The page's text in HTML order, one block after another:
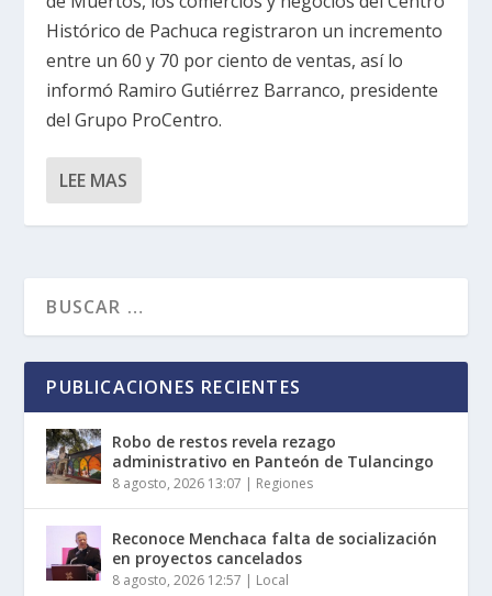
Histórico de Pachuca registraron un incremento
entre un 60 y 70 por ciento de ventas, así lo
informó Ramiro Gutiérrez Barranco, presidente
del Grupo ProCentro.
LEE MAS
PUBLICACIONES RECIENTES
Robo de restos revela rezago
administrativo en Panteón de Tulancingo
8 agosto, 2026 13:07 | Regiones
Reconoce Menchaca falta de socialización
en proyectos cancelados
8 agosto, 2026 12:57 | Local